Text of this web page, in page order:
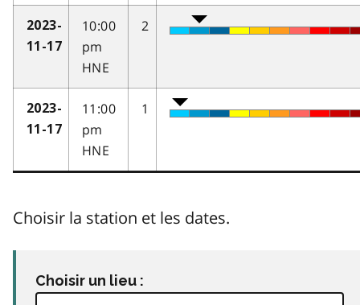
2023-
11-17
10:00
pm
HNE
2
2023-
11-17
11:00
pm
HNE
1
Choisir la station et les dates.
Choisir un lieu :